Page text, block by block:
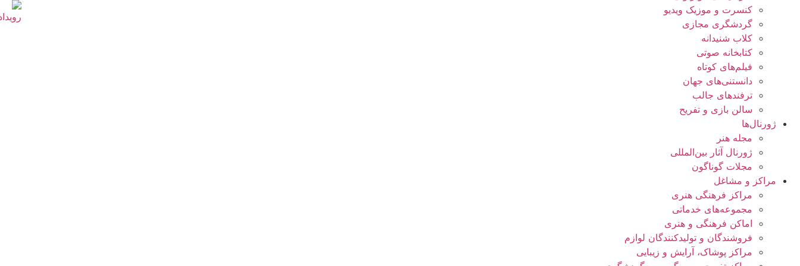
کنسرت و موزیک ویدیو
گردشگری مجازی
کلاب شنیدانه
کتابخانه صوتی
فیلم‌های کوتاه
دانستنی‌های جهان
ترفندهای جالب
سالن بازی و تفریح
ژورنال‌ها
مجله هنر
ژورنال آثار بین‌المللی
مجلات گوناگون
مراکز و مشاغل
مراکز فرهنگی هنری
مجموعه‌های خدماتی
اماکن فرهنگی و هنری
فروشندگان و تولیدکنندگان لوازم
مراکز پوشاک، آرایش و زیبایی